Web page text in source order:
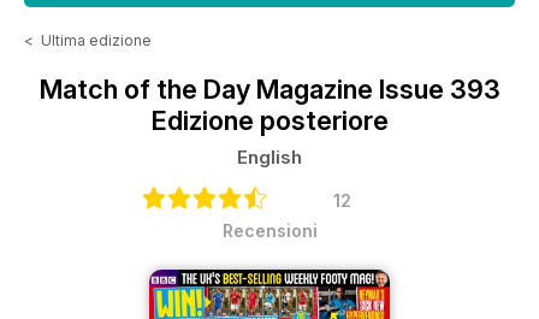
< Ultima edizione
Match of the Day Magazine Issue 393
Edizione posteriore
English
12
Recensioni